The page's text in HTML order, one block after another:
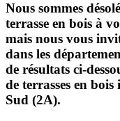
Nous sommes
terrasse en bois à
mais nous vous
dans les
de résultats ci-
de terrasses en
Sud (2A).